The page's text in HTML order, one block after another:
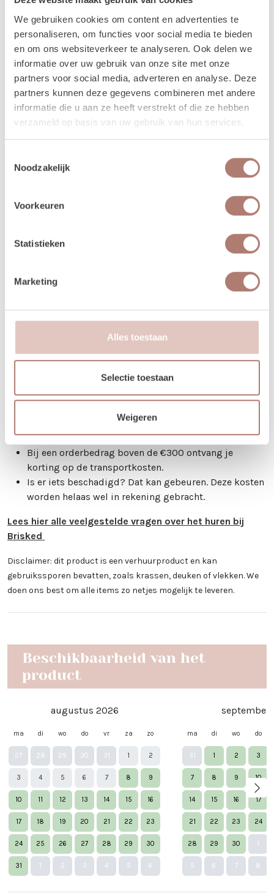
We gebruiken cookies om content en advertenties te
personaliseren, om functies voor social media te bieden
en om ons websiteverkeer te analyseren. Ook delen we
informatie over uw gebruik van onze site met onze
partners voor social media, adverteren en analyse. Deze
partners kunnen deze gegevens combineren met andere
informatie die u aan ze heeft verstrekt of die ze hebben
verzameld op basis van uw gebruik van hun services.
Noodzakelijk
Voorkeuren
Statistieken
Marketing
Alles toestaan
Selectie toestaan
Weigeren
Andere manieren om deze
backdrop te gebruiken
Deze backdrop is veelzijdig en kan op meerdere plekken
worden ingezet:
Achter de taarttafel – staat prachtig op foto’s
Als welkomstpoort bij een festival- of buitenbruiloft
Als achtergrond bij de fotohoek of photobooth
Na de ceremonie opnieuw te gebruiken achter de
Vragen
stylingadvies? Stuur ons gerust een berichtje. Je kunt ons
verhuur@brisked.nl. We denken graag met je mee.
Al onze verhuuritems huur je voor 3 dagen, voor de
prijs van 1. Zo heb je alle tijd om op en af te bouwen.
huurperiode tot en met maandag. Kies bij het
reserveren alleen de gebruiksdag.
Betalen kan via iDeal of op factuur. Je boeking is
Je kunt de items laten bezorgen of zelf ophalen in
Utrecht.
Bij een orderbedrag boven de €300 ontvang je
korting op de transportkosten.
Is er iets beschadigd? Dat kan gebeuren. Deze kosten
worden helaas wel in rekening gebracht.
Lees hier alle veelgestelde vragen over het huren bij
Brisked
Disclaimer: dit product is een verhuurproduct en kan
gebruikssporen bevatten, zoals krassen, deuken of vlekken. We
doen ons best om alle items zo netjes mogelijk te leveren.
Beschikbaarheid van het
product
augustus 2026
ma di wo do vr za zo
27 28 29 30 31 1 2
3 4 5 6 7 8 9
10 11 12 13 14 15 16
17 18 19 20 21 22 23
24 25 26 27 28 29 30
31 2 3 4 5 6
september
ma di wo do
31 1 2 3
7 8 9 10
14 15 16 17
21 22 23 24
28 29 30
5 6 7 8